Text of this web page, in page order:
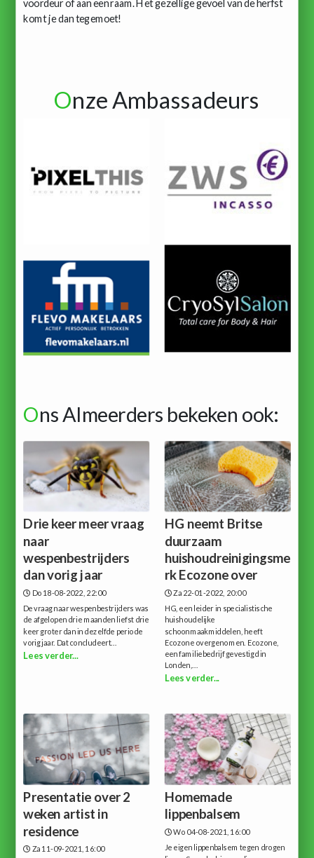
voordeur of aan een raam. Het gezellige gevoel van de herfst
komt je dan tegemoet!
Onze Ambassadeurs
Ons Almeerders bekeken ook:
Drie keer meer vraag
naar
wespenbestrijders
dan vorig jaar
Do 18-08-2022, 22:00
De vraag naar wespenbestrijders was
de afgelopen drie maanden liefst drie
keer groter dan in dezelfde periode
vorig jaar. Dat concludeert...
Lees verder...
HG neemt Britse
duurzaam
huishoudreinigingsme
rk Ecozone over
Za 22-01-2022, 20:00
HG, een leider in specialistische
huishoudelijke
schoonmaakmiddelen, heeft
Ecozone overgenomen. Ecozone,
een familiebedrijf gevestigd in
Londen,...
Lees verder...
Presentatie over 2
weken artist in
residence
Za 11-09-2021, 16:00
Homemade
lippenbalsem
Wo 04-08-2021, 16:00
Je eigen lippenbalsem tegen drogen